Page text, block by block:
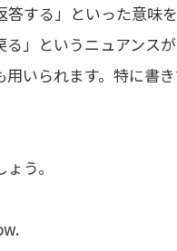
する」といった意味
」というニュアンス
いられます。特に書
う。